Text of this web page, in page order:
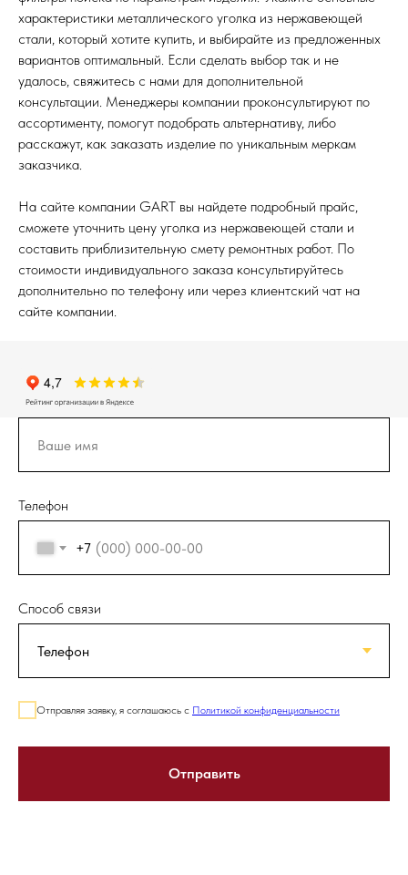
характеристики металлического уголка из нержавеющей
стали, который хотите купить, и выбирайте из предложенных
вариантов оптимальный. Если сделать выбор так и не
удалось, свяжитесь с нами для дополнительной
консультации. Менеджеры компании проконсультируют по
ассортименту, помогут подобрать альтернативу, либо
расскажут, как заказать изделие по уникальным меркам
заказчика.
На сайте компании GART вы найдете подробный прайс,
сможете уточнить цену уголка из нержавеющей стали и
составить приблизительную смету ремонтных работ. По
стоимости индивидуального заказа консультируйтесь
дополнительно по телефону или через клиентский чат на
сайте компании.
Телефон
+7
Способ связи
Отправляя заявку, я соглашаюсь с Политикой конфиденциальности
Отправить